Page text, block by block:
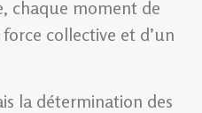
chaque moment de
collective et d’un
la détermination des